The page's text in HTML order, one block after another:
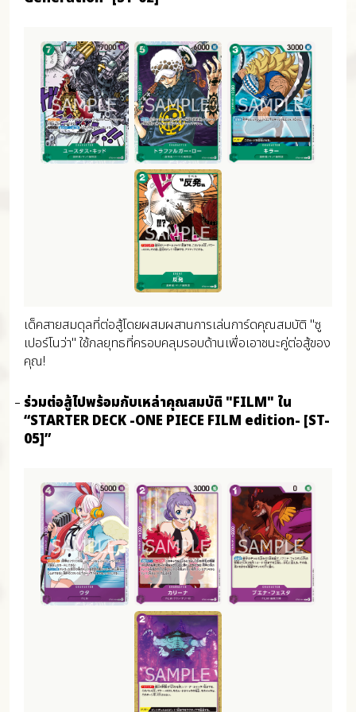
เด็คสายสมดุลที่ต่อสู้โดยผสมผสานการเล่นการ์ดคุณสมบัติ "ซู
เปอร์โนว่า" ใช้กลยุทธที่ครอบคลุมรอบด้านเพื่อเอาชนะคู่ต่อสู้ของ
คุณ!
ร่วมต่อสู้ไปพร้อมกับเหล่าคุณสมบัติ "FILM" ใน
“STARTER DECK -ONE PIECE FILM edition- [ST-
05]”